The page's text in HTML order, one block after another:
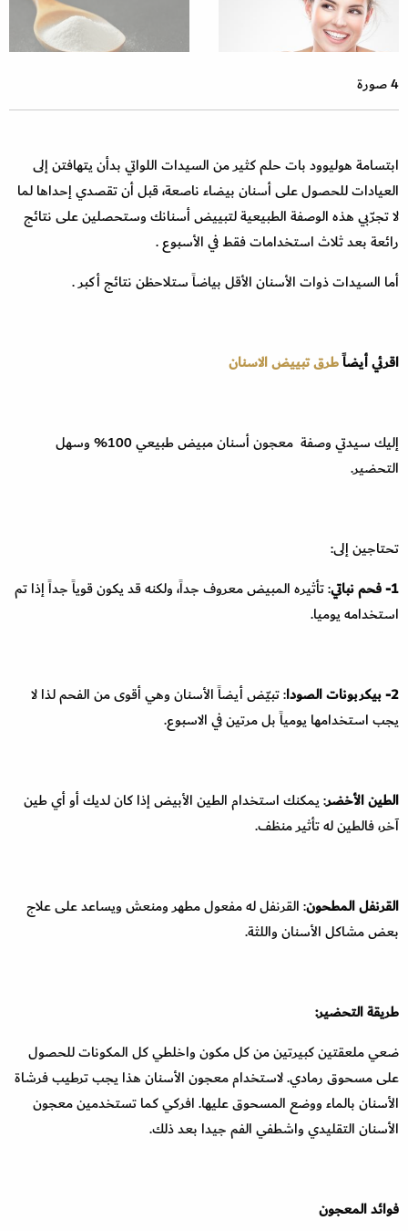
4 صورة
ابتسامة هوليوود بات حلم كثير من السيدات اللواتي بدأن يتهافتن إلى
العيادات للحصول على أسنان بيضاء ناصعة، قبل أن تقصدي إحداها لما
لا تجرّبي هذه الوصفة الطبيعية لتبييض أسنانك وستحصلين على نتائج
رائعة بعد ثلاث استخدامات فقط في الأسبوع .
أما السيدات ذوات الأسنان الأقل بياضاً ستلاحظن نتائج أكبر .
اقرئي أيضاًطرق تبييض الاسنان
إليك سيدتي وصفة معجون أسنان مبيض طبيعي 100% وسهل
التحضير.
تحتاجين إلى:
1- فحم نباتي
: تأثيره المبيض معروف جداً، ولكنه قد يكون قوياً جداً إذا تم
استخدامه يوميا.
2- بيكربونات الصودا
: تبيّض أيضاً الأسنان وهي أقوى من الفحم لذا لا
يجب استخدامها يومياً بل مرتين في الاسبوع.
الطين الأخضر: يمكنك استخدام الطين الأبيض إذا كان لديك أو أي طين
آخر، فالطين له تأثير منظف.
القرنفل المطحون: القرنفل له مفعول مطهر ومنعش ويساعد على علاج
بعض مشاكل الأسنان واللثة.
طريقة التحضير:
ضعي ملعقتين كبيرتين من كل مكون واخلطي كل المكونات للحصول
على مسحوق رمادي. لاستخدام معجون الأسنان هذا يجب ترطيب فرشاة
الأسنان بالماء ووضع المسحوق عليها. افركي كما تستخدمين معجون
الأسنان التقليدي واشطفي الفم جيدا بعد ذلك.
فوائد المعجون